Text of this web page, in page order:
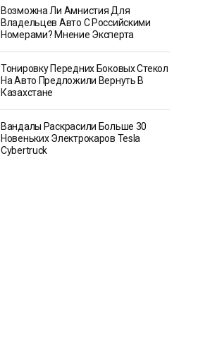
Возможна Ли Амнистия Для
Владельцев Авто С Российскими
Номерами? Мнение Эксперта
Тонировку Передних Боковых Стекол
На Авто Предложили Вернуть В
Казахстане
Вандалы Раскрасили Больше 30
Новеньких Электрокаров Tesla
Cybertruck